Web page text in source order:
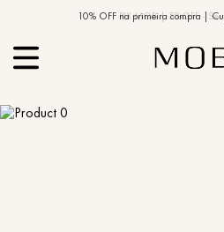
PIX MOB | 5%OFF -
10% OFF na primeira compra |